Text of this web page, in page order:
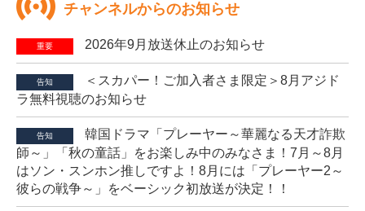
チャンネルからのお知らせ
重要 2026年9月放送休止のお知らせ
告知
＜スカパー！ご加入者さま限定＞8月アジド
ラ無料視聴のお知らせ
告知
韓国ドラマ「プレーヤー～華麗なる天才詐欺
師～」「秋の童話」をお楽しみ中のみなさま！7月～8月
はソン・スンホン推しですよ！8月には「プレーヤー2～
彼らの戦争～」をベーシック初放送が決定！！